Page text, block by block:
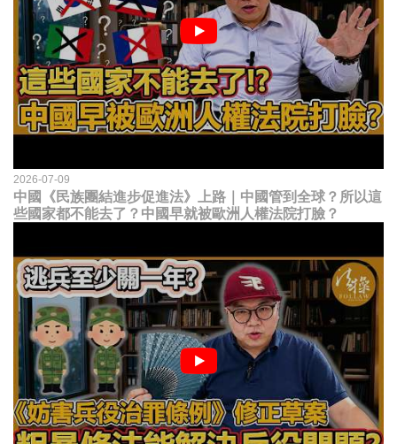
2026-07-09
中國《民族團結進步促進法》上路｜中國管到全球？所以這
些國家都不能去了？中國早就被歐洲人權法院打臉？